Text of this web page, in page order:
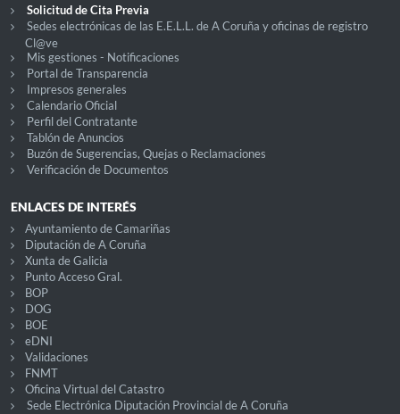
Solicitud de Cita Previa
Sedes electrónicas de las E.E.L.L. de A Coruña y oficinas de registro
Cl@ve
Mis gestiones - Notificaciones
Portal de Transparencia
Impresos generales
Calendario Oficial
Perfil del Contratante
Tablón de Anuncios
Buzón de Sugerencias, Quejas o Reclamaciones
Verificación de Documentos
ENLACES DE INTERÉS
Ayuntamiento de Camariñas
Diputación de A Coruña
Xunta de Galicia
Punto Acceso Gral.
BOP
DOG
BOE
eDNI
Validaciones
FNMT
Oficina Virtual del Catastro
Sede Electrónica Diputación Provincial de A Coruña